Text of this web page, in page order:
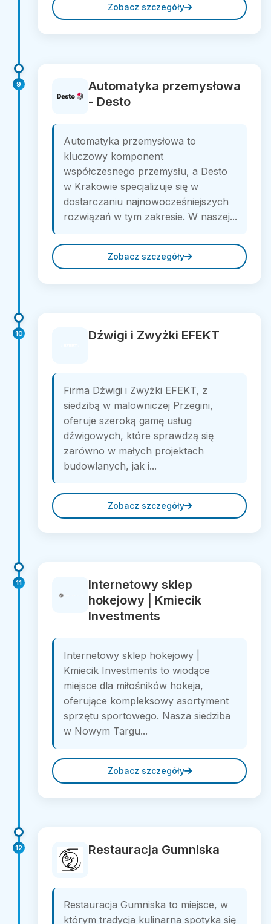
Zobacz szczegóły
9
Automatyka przemysłowa
- Desto
Automatyka przemysłowa to
kluczowy komponent
współczesnego przemysłu, a Desto
w Krakowie specjalizuje się w
dostarczaniu najnowocześniejszych
rozwiązań w tym zakresie. W naszej...
Zobacz szczegóły
10 Dźwigi i Zwyżki EFEKT
Firma Dźwigi i Zwyżki EFEKT, z
siedzibą w malowniczej Przegini,
oferuje szeroką gamę usług
dźwigowych, które sprawdzą się
zarówno w małych projektach
budowlanych, jak i...
Zobacz szczegóły
11
Internetowy sklep
hokejowy | Kmiecik
Investments
Internetowy sklep hokejowy |
Kmiecik Investments to wiodące
miejsce dla miłośników hokeja,
oferujące kompleksowy asortyment
sprzętu sportowego. Nasza siedziba
w Nowym Targu...
Zobacz szczegóły
12 Restauracja Gumniska
Restauracja Gumniska to miejsce, w
którym tradycja kulinarna spotyka się